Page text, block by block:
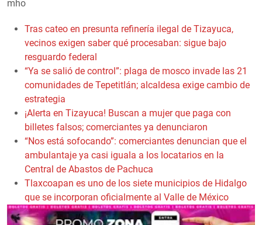
mho
Tras cateo en presunta refinería ilegal de Tizayuca,
vecinos exigen saber qué procesaban: sigue bajo
resguardo federal
“Ya se salió de control”: plaga de mosco invade las 21
comunidades de Tepetitlán; alcaldesa exige cambio de
estrategia
¡Alerta en Tizayuca! Buscan a mujer que paga con
billetes falsos; comerciantes ya denunciaron
“Nos está sofocando”: comerciantes denuncian que el
ambulantaje ya casi iguala a los locatarios en la
Central de Abastos de Pachuca
Tlaxcoapan es uno de los siete municipios de Hidalgo
que se incorporan oficialmente al Valle de México